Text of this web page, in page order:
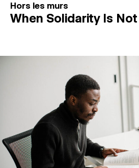
Hors les murs
When Solidarity Is